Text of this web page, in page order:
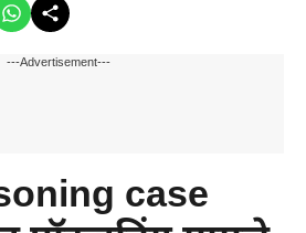
---Advertisement---
case